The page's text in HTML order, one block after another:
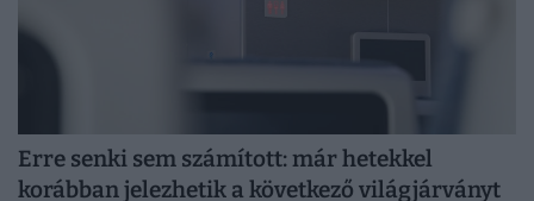
Erre senki sem számított: már hetekkel
korábban jelezhetik a következő világjárványt